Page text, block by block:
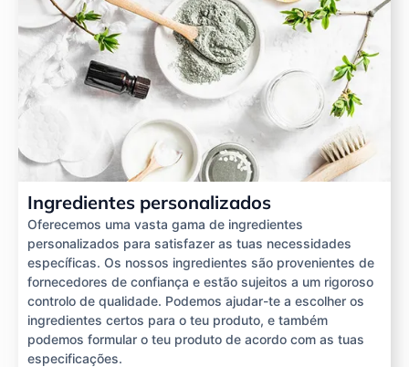
Ingredientes personalizados
Oferecemos uma vasta gama de ingredientes
personalizados para satisfazer as tuas necessidades
específicas. Os nossos ingredientes são provenientes de
fornecedores de confiança e estão sujeitos a um rigoroso
controlo de qualidade. Podemos ajudar-te a escolher os
ingredientes certos para o teu produto, e também
podemos formular o teu produto de acordo com as tuas
especificações.